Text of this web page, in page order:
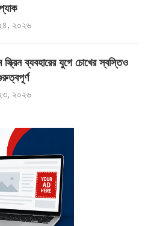
২০২৬
স্ক্রিন ব্যবহারের যুগে চোখের স্বস্তিও
২০২৬